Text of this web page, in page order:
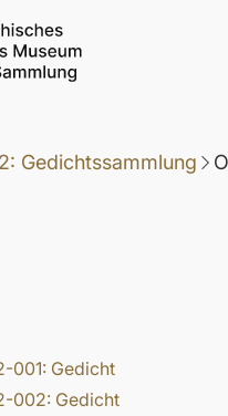
Gedichtssammlung
001: Gedicht
002: Gedicht